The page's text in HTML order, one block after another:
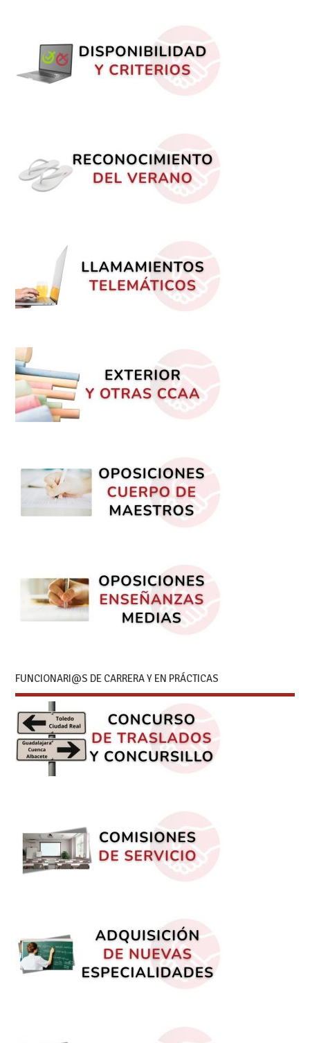
FUNCIONARI@S DE CARRERA Y EN PRÁCTICAS